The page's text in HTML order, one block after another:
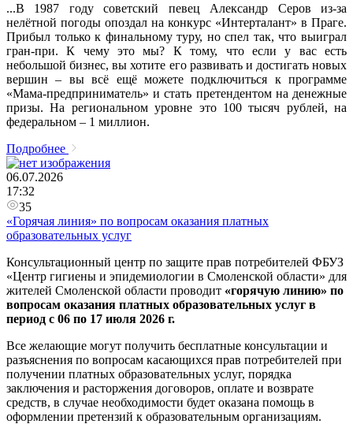
...В 1987 году советский певец Александр Серов из-за
нелётной погоды опоздал на конкурс «Интерталант» в Праге.
Прибыл только к финальному туру, но спел так, что выиграл
гран-при. К чему это мы? К тому, что если у вас есть
небольшой бизнес, вы хотите его развивать и достигать новых
вершин – вы всё ещё можете подключиться к программе
«Мама-предприниматель» и стать претендентом на денежные
призы. На региональном уровне это 100 тысяч рублей, на
федеральном – 1 миллион.
Подробнее
06.07.2026
17:32
35
«Горячая линия» по вопросам оказания платных
образовательных услуг
Консультационный центр по защите прав потребителей ФБУЗ
«Центр гигиены и эпидемиологии в Смоленской области» для
жителей Смоленской области проводит «горячую линию» по
вопросам оказания платных образовательных услуг в
период с 06 по 17 июля 2026 г.
Все желающие могут получить бесплатные консультации и
разъяснения по вопросам касающихся прав потребителей при
получении платных образовательных услуг, порядка
заключения и расторжения договоров, оплате и возврате
средств, в случае необходимости будет оказана помощь в
оформлении претензий к образовательным организациям.